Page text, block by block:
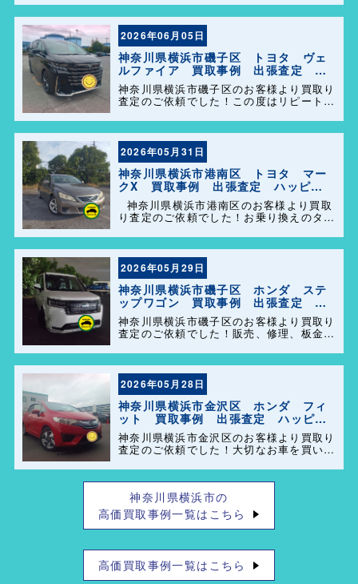
(^o^)／ また、事務所に遊びに来てくださ
い。
2026年06月05日
神奈川県横浜市磯子区 トヨタ ヴェ
ルファイア 買取事例 出張査定 ハ
ッピーカーズ港南店！
神奈川県横浜市磯子区のお客様より買取り
査定のご依頼でした！この度はリピートで
様のお車を迅速かつ丁寧に対応させていた
だきました。 今後ともよろしくお願いし
ます＼(^o^)／
2026年05月31日
神奈川県横浜市港南区 トヨタ マー
クX 買取事例 出張査定 ハッピー
カーズ港南店！
神奈川県横浜市港南区のお客様より買取
り査定のご依頼でした！お乗り換えのタイ
い取らせて頂きありがとうございます。今
後とも弊社の事をよろしくお願いします＼
(^o^)／
2026年05月29日
神奈川県横浜市磯子区 ホンダ ステ
ップワゴン 買取事例 出張査定 ハ
ッピーカーズ港南店！
神奈川県横浜市磯子区のお客様より買取り
査定のご依頼でした！販売、修理、板金、
で困った事があれば、気軽にご相談して下
さい(^o^)／
2026年05月28日
神奈川県横浜市金沢区 ホンダ フィ
ット 買取事例 出張査定 ハッピー
カーズ港南店！
神奈川県横浜市金沢区のお客様より買取り
査定のご依頼でした！大切なお車を買い取
も弊社の事をよろしくお願いします＼
(^o^)／
神奈川県横浜市の
高価買取事例一覧はこちら
高価買取事例一覧はこちら